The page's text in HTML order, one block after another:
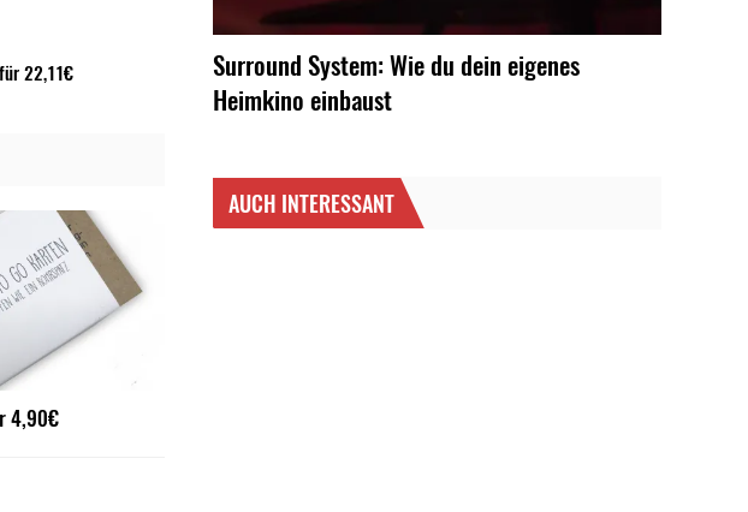
22,11€
4,90€
Surround System: Wie du dein eigenes
Heimkino einbaust
AUCH INTERESSANT